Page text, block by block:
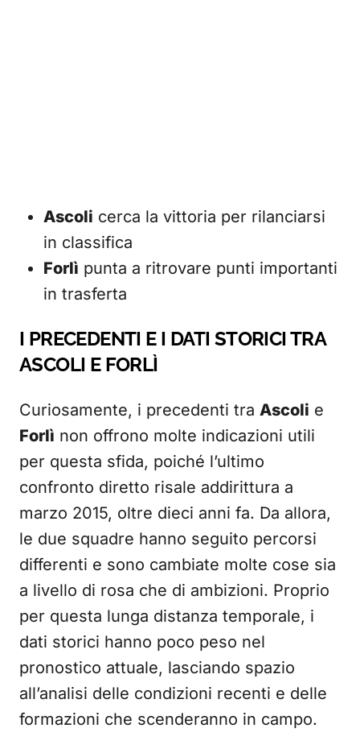
Ascoli cerca la vittoria per rilanciarsi
in classifica
Forlì punta a ritrovare punti importanti
in trasferta
I PRECEDENTI E I DATI STORICI TRA
ASCOLI E FORLÌ
Curiosamente, i precedenti tra Ascoli e
Forlì non offrono molte indicazioni utili
per questa sfida, poiché l’ultimo
confronto diretto risale addirittura a
marzo 2015, oltre dieci anni fa. Da allora,
le due squadre hanno seguito percorsi
differenti e sono cambiate molte cose sia
a livello di rosa che di ambizioni. Proprio
per questa lunga distanza temporale, i
dati storici hanno poco peso nel
pronostico attuale, lasciando spazio
all’analisi delle condizioni recenti e delle
formazioni che scenderanno in campo.